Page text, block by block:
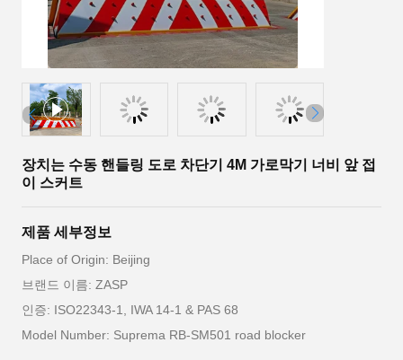
장치는 수동 핸들링 도로 차단기 4M 가로막기 너비 앞 접
이 스커트
제품 세부정보
Place of Origin: Beijing
브랜드 이름: ZASP
인증: ISO22343-1, IWA 14-1 & PAS 68
Model Number: Suprema RB-SM501 road blocker